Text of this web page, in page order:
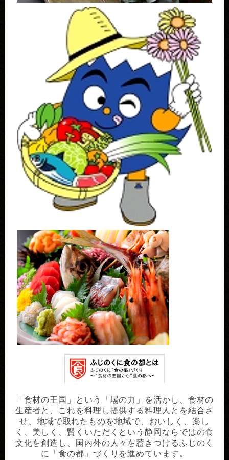
「食材の王国」という「場の力」を活かし、食材の
生産者と、これを料理し提供する料理人とを結合さ
せ、地域で取れたものを地域で、おいしく、楽し
く、美しく、賢くいただくという静岡ならではの食
文化を創造し、国内外の人々を惹きつけるふじのく
に「食の都」づくりを進めています。